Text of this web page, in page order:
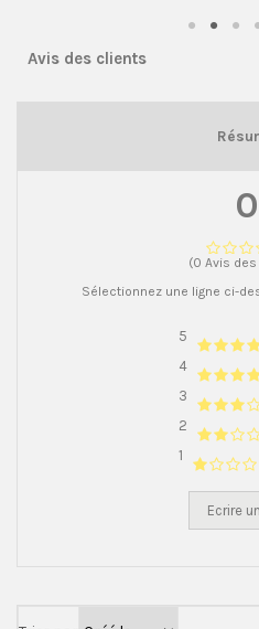
Avis des clients
0
(0 Avis
Sélectionnez une ligne ci-
5
4
3
2
1
Ecrire